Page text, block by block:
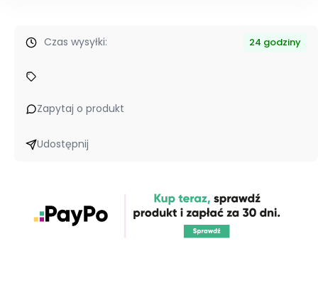
Czas wysyłki: 24 godziny
Zapytaj o produkt
Udostępnij